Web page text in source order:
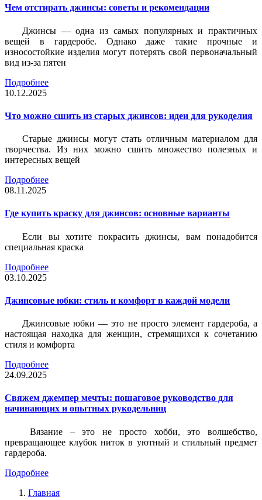
Чем отстирать джинсы: советы и рекомендации
Джинсы — одна из самых популярных и практичных
вещей в гардеробе. Однако даже такие прочные и
износостойкие изделия могут потерять свой первоначальный
вид из-за пятен
Подробнее
10.12.2025
Что можно сшить из старых джинсов: идеи для рукоделия
Старые джинсы могут стать отличным материалом для
творчества. Из них можно сшить множество полезных и
интересных вещей
Подробнее
08.11.2025
Где купить краску для джинсов: основные варианты
Если вы хотите покрасить джинсы, вам понадобится
специальная краска
Подробнее
03.10.2025
Джинсовые юбки: стиль и комфорт в каждой модели
Джинсовые юбки — это не просто элемент гардероба, а
настоящая находка для женщин, стремящихся к сочетанию
стиля и комфорта
Подробнее
24.09.2025
Свяжем джемпер мечты: пошаговое руководство для
начинающих и опытных рукодельниц
Вязание – это не просто хобби, это волшебство,
превращающее клубок ниток в уютный и стильный предмет
гардероба.
Подробнее
Главная